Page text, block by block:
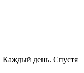
Каждый день. Спустя